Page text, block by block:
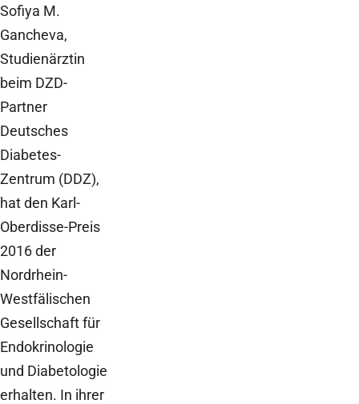
Sofiya M.
Gancheva,
Studienärztin
beim DZD-
Partner
Deutsches
Diabetes-
Zentrum (DDZ),
hat den Karl-
Oberdisse-Preis
2016 der
Nordrhein-
Westfälischen
Gesellschaft für
Endokrinologie
und Diabetologie
erhalten. In ihrer